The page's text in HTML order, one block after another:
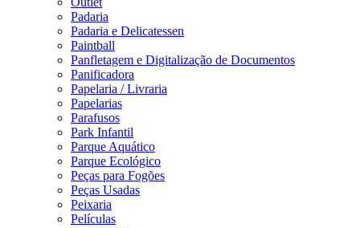
Padaria
Padaria e Delicatessen
Paintball
Panfletagem e Digitalização de Documentos
Panificadora
Papelaria / Livraria
Papelarias
Parafusos
Park Infantil
Parque Aquático
Parque Ecológico
Peças para Fogões
Peças Usadas
Peixaria
Películas